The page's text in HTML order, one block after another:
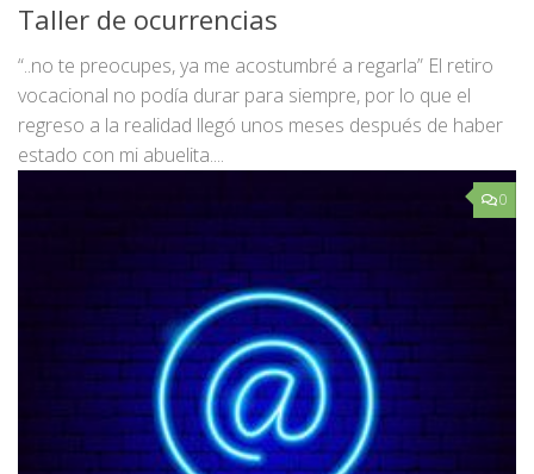
Taller de ocurrencias
“..no te preocupes, ya me acostumbré a regarla” El retiro
vocacional no podía durar para siempre, por lo que el
regreso a la realidad llegó unos meses después de haber
estado con mi abuelita....
0